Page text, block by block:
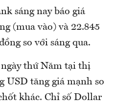
sáng nay báo giá
(mua vào) và 22.845
so với sáng qua.
thứ Năm tại thị
USD tăng giá mạnh so
khác. Chỉ số Dollar